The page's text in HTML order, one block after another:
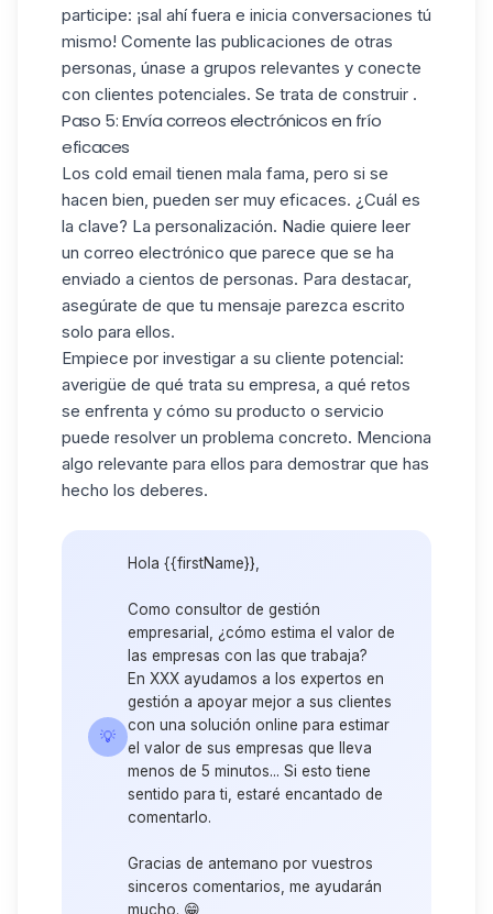
participe: ¡sal ahí fuera e inicia conversaciones tú
mismo! Comente las publicaciones de otras
personas, únase a grupos relevantes y conecte
con clientes potenciales. Se trata de construir .
Paso 5: Envía correos electrónicos en frío
eficaces
Los cold email tienen mala fama, pero si se
hacen bien, pueden ser muy eficaces. ¿Cuál es
la clave? La personalización. Nadie quiere leer
un correo electrónico que parece que se ha
enviado a cientos de personas. Para destacar,
asegúrate de que tu mensaje parezca escrito
solo para ellos.
Empiece por investigar a su cliente potencial:
averigüe de qué trata su empresa, a qué retos
se enfrenta y cómo su producto o servicio
puede resolver un problema concreto. Menciona
algo relevante para ellos para demostrar que has
hecho los deberes.
💡
Hola {{firstName}},
Como consultor de gestión
empresarial, ¿cómo estima el valor de
las empresas con las que trabaja?
En XXX ayudamos a los expertos en
gestión a apoyar mejor a sus clientes
con una solución online para estimar
el valor de sus empresas que lleva
menos de 5 minutos... Si esto tiene
sentido para ti, estaré encantado de
comentarlo.
Gracias de antemano por vuestros
sinceros comentarios, me ayudarán
mucho. 😁